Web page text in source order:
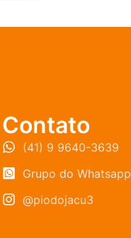
Contato
(41) 9 9640-3639
Grupo do Whatsapp
@piodojacu3